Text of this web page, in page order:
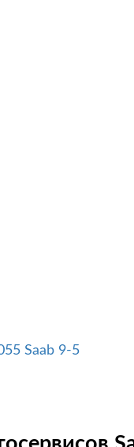
Saab 9-5